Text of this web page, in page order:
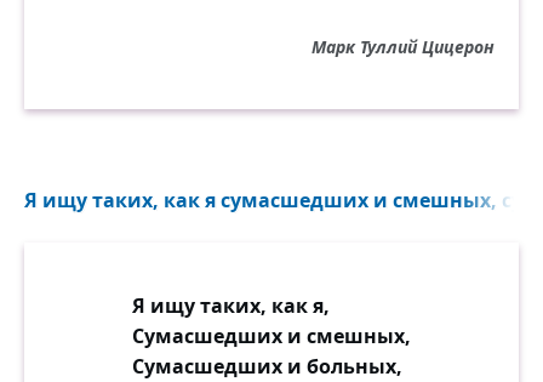
Марк Туллий Цицерон
Я ищу таких, как я сумасшедших и смешных,
Я ищу таких, как я,
Сумасшедших и смешных,
Сумасшедших и больных,